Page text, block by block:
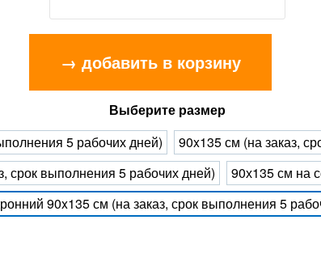
→ добавить в корзину
Выберите размер
5 рабочих дней)
90x135 см (на заказ,
срок выполнения 5 рабочих дней)
90х135 см на
90x135 см (на заказ, срок выполнения 5